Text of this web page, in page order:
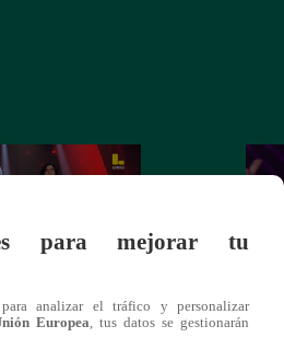
para mejorar tu
analizar el tráfico y personalizar
Europea, tus datos se gestionarán